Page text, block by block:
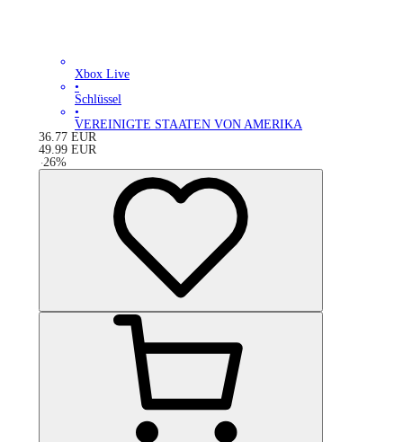
Xbox Live
•
Schlüssel
•
VEREINIGTE STAATEN VON AMERIKA
36.77 EUR
49.99 EUR
-26%